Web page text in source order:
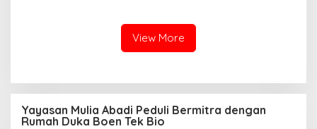
View More
Yayasan Mulia Abadi Peduli Bermitra dengan
Rumah Duka Boen Tek Bio